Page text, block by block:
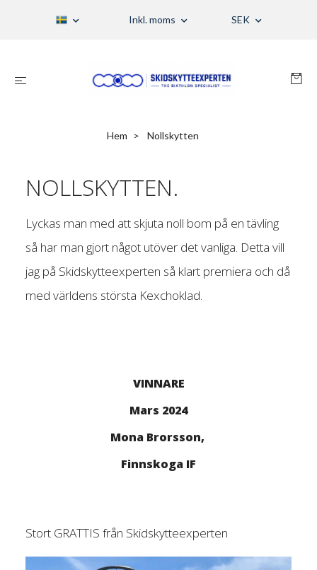
Inkl. moms SEK
Hem Nollskytten
NOLLSKYTTEN.
Lyckas man med att skjuta noll bom på en tävling
så har man gjort något utöver det vanliga. Detta vill
jag på Skidskytteexperten så klart premiera och då
med världens största Kexchoklad.
VINNARE
Mars 2024
Mona Brorsson,
Finnskoga IF
Stort GRATTIS från Skidskytteexperten